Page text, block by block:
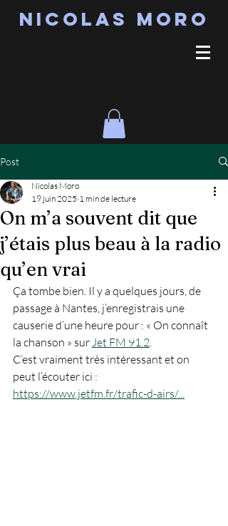
Nicolas MORO
Post
On m’a souvent dit que
j’étais plus beau à la radio
qu’en vrai
Nicolas Moro
19 juin 2025 1 min de lecture
Ça tombe bien. Il y a quelques jours, de
passage à Nantes, j’enregistrais une
causerie d’une heure pour : « On connaît
la chanson » sur Jet FM 91.2
C’est vraiment très intéressant et on
peut l’écouter ici :
https://www.jetfm.fr/trafic-d-airs/...